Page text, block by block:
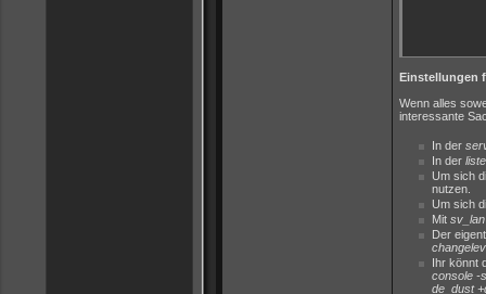
Einstellungen
Wenn alles
interessante
In der
In der
Um sich
nutzen.
Um sich
Mit sv_lan
Der
Ihr könnt
console -
de_dust